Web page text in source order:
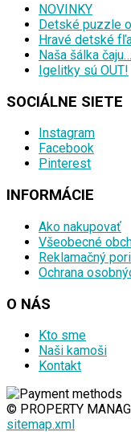
NOVINKY
Detské puzzle
Hravé detské
Naša šálka čaju…
Igelitky sú OUT!
SOCIÁLNE SIETE
Instagram
Facebook
Pinterest
INFORMÁCIE
Ako nakupovať
Všeobecné
Reklamačný
Ochrana
O NÁS
Kto sme
Naši kamoši
Kontakt
© PROPERTY
sitemap.xml